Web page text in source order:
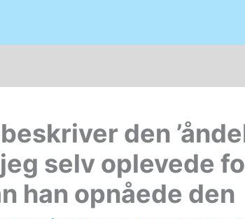
den
selv oplevede
han opnåede den